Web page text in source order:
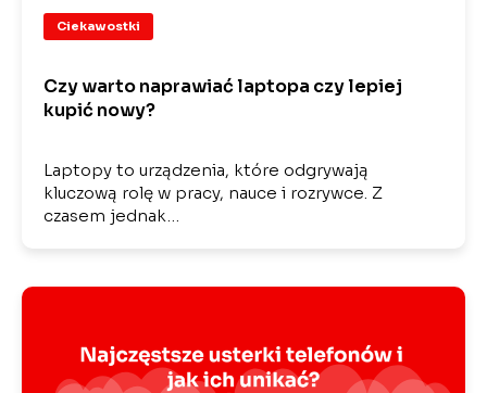
Ciekawostki
Czy warto naprawiać laptopa czy lepiej
kupić nowy?
Laptopy to urządzenia, które odgrywają
kluczową rolę w pracy, nauce i rozrywce. Z
czasem jednak…